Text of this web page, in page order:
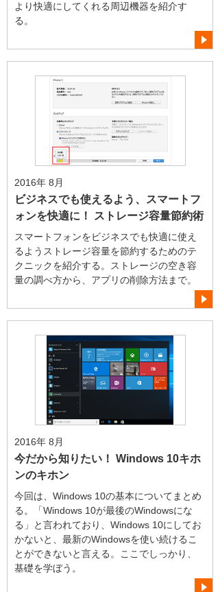
より快適にしてくれる周辺機器を紹介す
る。
2016年 8月
ビジネスでも使えるよう、スマートフ
ォンを快適に！ ストレージ容量節約術
スマートフォンをビジネスでも快適に使え
るようストレージ容量を節約するためのテ
クニックを紹介する。ストレージの空き容
量の調べ方から、アプリの削除方法まで。
2016年 8月
今だから知りたい！ Windows 10キホ
ンのキホン
今回は、Windows 10の基本についてまとめ
る。「Windows 10が最後のWindowsにな
る」と言われており、Windows 10にしてお
かないと、最新のWindowsを使い続けるこ
とができないと言える。ここでしっかり、
基礎を学ぼう。